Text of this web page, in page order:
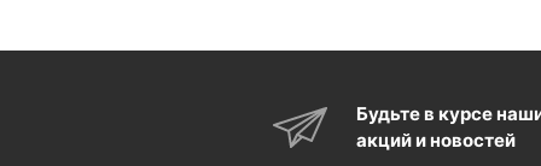
Будьте в курсе
акций и новостей